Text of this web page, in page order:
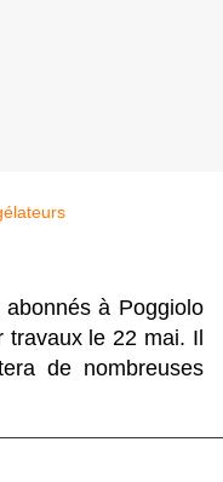
à Poggiolo
le 22 mai. Il
de nombreuses